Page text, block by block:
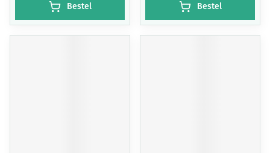
Bestel Bestel